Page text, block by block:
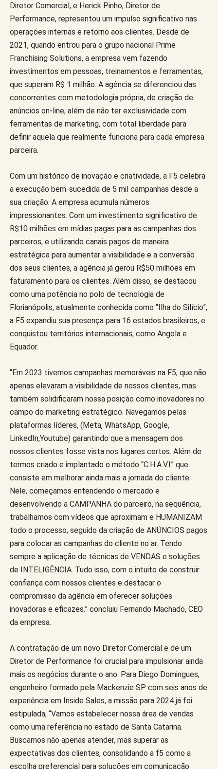
Diretor Comercial, e Herick Pinho, Diretor de
Performance, representou um impulso significativo nas
operações internas e retorno aos clientes. Desde de
2021, quando entrou para o grupo nacional Prime
Franchising Solutions, a empresa vem fazendo
investimentos em pessoas, treinamentos e ferramentas,
que superam R$ 1 milhão. A agência se diferenciou das
concorrentes com metodologia própria, de criação de
anúncios on-line, além de não ter exclusividade com
ferramentas de marketing, com total liberdade para
definir aquela que realmente funciona para cada empresa
parceira.
Com um histórico de inovação e criatividade, a F5 celebra
a execução bem-sucedida de 5 mil campanhas desde a
sua criação. A empresa acumula números
impressionantes. Com um investimento significativo de
R$10 milhões em mídias pagas para as campanhas dos
parceiros, e utilizando canais pagos de maneira
estratégica para aumentar a visibilidade e a conversão
dos seus clientes, a agência já gerou R$50 milhões em
faturamento para os clientes. Além disso, se destacou
como uma potência no polo de tecnologia de
Florianópolis, atualmente conhecida como “Ilha do Silício”,
a F5 expandiu sua presença para 16 estados brasileiros, e
conquistou territórios internacionais, como Angola e
Equador.
“Em 2023 tivemos campanhas memoráveis na F5, que não
apenas elevaram a visibilidade de nossos clientes, mas
também solidificaram nossa posição como inovadores no
campo do marketing estratégico. Navegamos pelas
plataformas líderes, (Meta, WhatsApp, Google,
LinkedIn,Youtube) garantindo que a mensagem dos
nossos clientes fosse vista nos lugares certos. Além de
termos criado e implantado o método “C.H.A.V.I” que
consiste em melhorar ainda mais a jornada do cliente.
Nele, começamos entendendo o mercado e
desenvolvendo a CAMPANHA do parceiro, na sequência,
trabalhamos com vídeos que aproximam e HUMANIZAM
todo o processo, seguido da criação de ANÚNCIOS pagos
para colocar as campanhas do cliente no ar. Tendo
sempre a aplicação de técnicas de VENDAS e soluções
de INTELIGÊNCIA. Tudo isso, com o intuito de construir
confiança com nossos clientes e destacar o
compromisso da agência em oferecer soluções
inovadoras e eficazes.” concluiu Fernando Machado, CEO
da empresa.
A contratação de um novo Diretor Comercial e de um
Diretor de Performance foi crucial para impulsionar ainda
mais os negócios durante o ano. Para Diego Domingues,
engenheiro formado pela Mackenzie SP com seis anos de
experiência em Inside Sales, a missão para 2024 já foi
estipulada, “Vamos estabelecer nossa área de vendas
como uma referência no estado de Santa Catarina.
Buscamos não apenas atender, mas superar as
expectativas dos clientes, consolidando a f5 como a
escolha preferencial para soluções em comunicação